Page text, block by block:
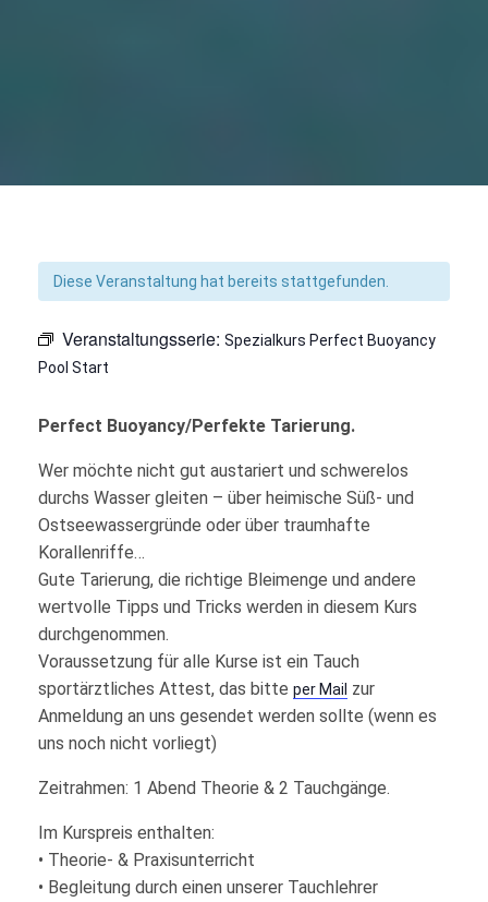
Diese Veranstaltung hat bereits stattgefunden.
Veranstaltungsserie: Spezialkurs Perfect Buoyancy
Pool Start
Perfect Buoyancy/Perfekte Tarierung.
Wer möchte nicht gut austariert und schwerelos
durchs Wasser gleiten – über heimische Süß- und
Ostseewassergründe oder über traumhafte
Korallenriffe…
Gute Tarierung, die richtige Bleimenge und andere
wertvolle Tipps und Tricks werden in diesem Kurs
durchgenommen.
Voraussetzung für alle Kurse ist ein Tauch
sportärztliches Attest, das bitte per Mail zur
Anmeldung an uns gesendet werden sollte (wenn es
uns noch nicht vorliegt)
Zeitrahmen: 1 Abend Theorie & 2 Tauchgänge.
Im Kurspreis enthalten:
• Theorie- & Praxisunterricht
• Begleitung durch einen unserer Tauchlehrer